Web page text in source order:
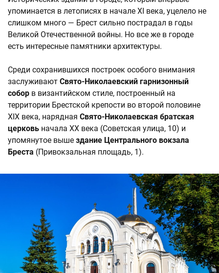
упоминается в летописях в начале XI века, уцелело не
слишком много — Брест сильно пострадал в годы
Великой Отечественной войны. Но все же в городе
есть интересные памятники архитектуры.
Среди сохранившихся построек особого внимания
заслуживают Свято-Николаевский гарнизонный
собор в византийском стиле, построенный на
территории Брестской крепости во второй половине
XIX века, нарядная Свято-Николаевская братская
церковь начала XX века (Советская улица, 10) и
упомянутое выше здание Центрального вокзала
Бреста (Привокзальная площадь, 1).